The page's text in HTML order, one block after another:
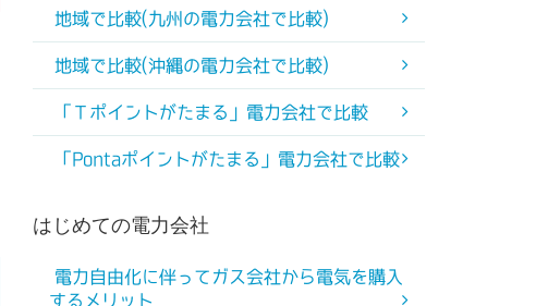
地域で比較(九州の電力会社で比較)
地域で比較(沖縄の電力会社で比較)
「Ｔポイントがたまる」電力会社で比較
「Pontaポイントがたまる」電力会社で比較
はじめての電力会社
電力自由化に伴ってガス会社から電気を購入
するメリット